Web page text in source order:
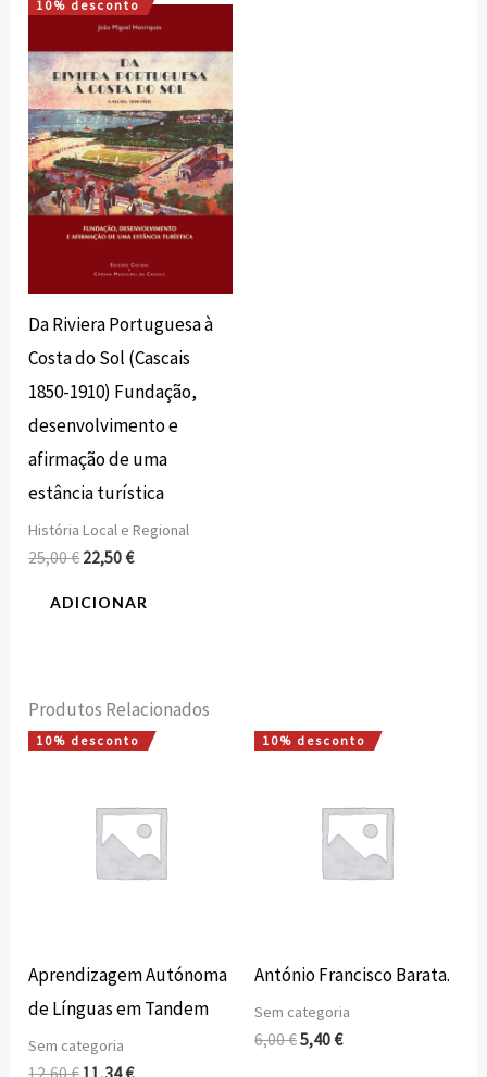
10% desconto
Da Riviera Portuguesa à
Costa do Sol (Cascais
1850-1910) Fundação,
desenvolvimento e
afirmação de uma
estância turística
História Local e Regional
25,00€
O
preço
original
era:
25,00 €.
22,50€
O
preço
atual
é:
22,50 €.
ADICIONAR
Produtos Relacionados
10% desconto
Aprendizagem Autónoma
de Línguas em Tandem
Sem categoria
O
era:
12,60 €.
O
é:
11,34 €.
10% desconto
António Francisco Barata.
Sem categoria
6,00€
O
era:
6,00 €.
5,40€
O
é:
5,40 €.